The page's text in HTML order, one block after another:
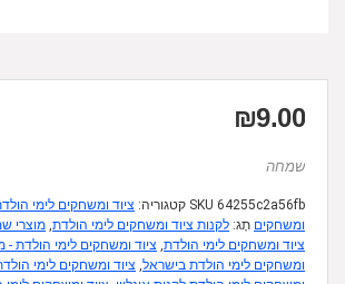
₪9.00
שמחה
SKU 64255c2a56fb קטגוריה: ציוד ומשחקים לימי
ומשחקים תָג: לקנות ציוד ומשחקים לימי הולדת, מוצרי
ציוד ומשחקים לימי הולדת, ציוד ומשחקים לימי הולדת
ומשחקים לימי הולדת בישראל, ציוד ומשחקים לימי